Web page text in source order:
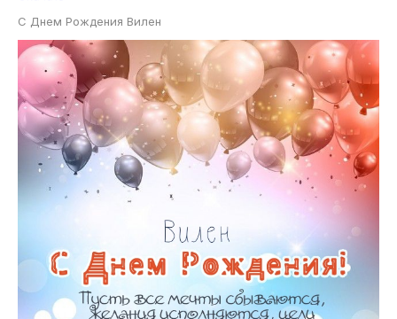
С Днем Рождения Вилен